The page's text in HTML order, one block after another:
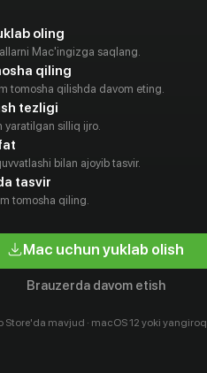
Грэй
oling
Mac'ingizga saqlang.
qiling
tomosha qilishda davom eting.
tezligi
yaratilgan silliq ijro.
bilan ajoyib tasvir.
tasvir
tomosha qiling.
Mac uchun yuklab olish
Brauzerda davom etish
Store'da mavjud · macOS 12 yoki yangiroq